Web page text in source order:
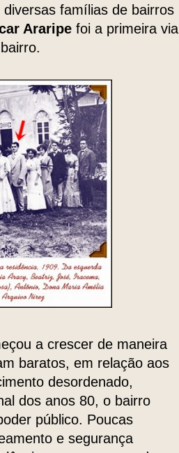
diversas famílias de bairros
Araripe foi a primeira via
a crescer de maneira
baratos, em relação aos
desordenado,
dos anos 80, o bairro
público. Poucas
e segurança